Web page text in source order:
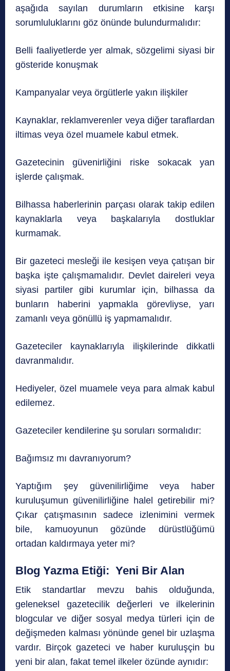
aşağıda sayılan durumların etkisine karşı
sorumluluklarını göz önünde bulundurmalıdır:
Belli faaliyetlerde yer almak, sözgelimi siyasi bir
gösteride konuşmak
Kampanyalar veya örgütlerle yakın ilişkiler
Kaynaklar, reklamverenler veya diğer taraflardan
iltimas veya özel muamele kabul etmek.
Gazetecinin güvenirliğini riske sokacak yan
işlerde çalışmak.
Bilhassa haberlerinin parçası olarak takip edilen
kaynaklarla veya başkalarıyla dostluklar
kurmamak.
Bir gazeteci mesleği ile kesişen veya çatışan bir
başka işte çalışmamalıdır. Devlet daireleri veya
siyasi partiler gibi kurumlar için, bilhassa da
bunların haberini yapmakla görevliyse, yarı
zamanlı veya gönüllü iş yapmamalıdır.
Gazeteciler kaynaklarıyla ilişkilerinde dikkatli
davranmalıdır.
Hediyeler, özel muamele veya para almak kabul
edilemez.
Gazeteciler kendilerine şu soruları sormalıdır:
Bağımsız mı davranıyorum?
Yaptığım şey güvenilirliğime veya haber
kuruluşumun güvenilirliğine halel getirebilir mi?
Çıkar çatışmasının sadece izlenimini vermek
bile, kamuoyunun gözünde dürüstlüğümü
ortadan kaldırmaya yeter mi?
Blog Yazma Etiği: Yeni Bir Alan
Etik standartlar mevzu bahis olduğunda,
geleneksel gazetecilik değerleri ve ilkelerinin
blogcular ve diğer sosyal medya türleri için de
değişmeden kalması yönünde genel bir uzlaşma
vardır. Birçok gazeteci ve haber kuruluşçin bu
yeni bir alan, fakat temel ilkeler özünde aynıdır: